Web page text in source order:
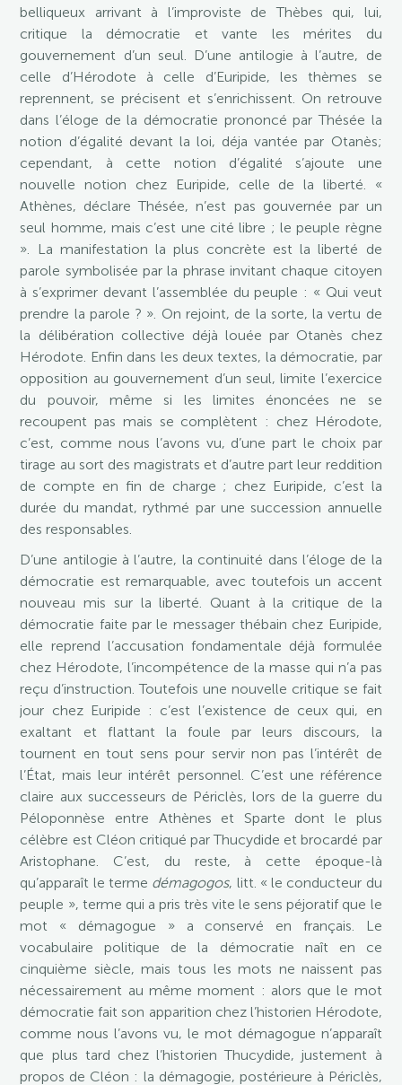
belliqueux arrivant à l’improviste de Thèbes qui, lui,
critique la démocratie et vante les mérites du
gouvernement d’un seul. D’une antilogie à l’autre, de
celle d’Hérodote à celle d’Euripide, les thèmes se
reprennent, se précisent et s’enrichissent. On retrouve
dans l’éloge de la démocratie prononcé par Thésée la
notion d’égalité devant la loi, déja vantée par Otanès;
cependant, à cette notion d’égalité s’ajoute une
nouvelle notion chez Euripide, celle de la liberté. «
Athènes, déclare Thésée, n’est pas gouvernée par un
seul homme, mais c’est une cité libre ; le peuple règne
». La manifestation la plus concrète est la liberté de
parole symbolisée par la phrase invitant chaque citoyen
à s’exprimer devant l’assemblée du peuple : « Qui veut
prendre la parole ? ». On rejoint, de la sorte, la vertu de
la délibération collective déjà louée par Otanès chez
Hérodote. Enfin dans les deux textes, la démocratie, par
opposition au gouvernement d’un seul, limite l’exercice
du pouvoir, même si les limites énoncées ne se
recoupent pas mais se complètent : chez Hérodote,
c’est, comme nous l’avons vu, d’une part le choix par
tirage au sort des magistrats et d’autre part leur reddition
de compte en fin de charge ; chez Euripide, c’est la
durée du mandat, rythmé par une succession annuelle
des responsables.
D’une antilogie à l’autre, la continuité dans l’éloge de la
démocratie est remarquable, avec toutefois un accent
nouveau mis sur la liberté. Quant à la critique de la
démocratie faite par le messager thébain chez Euripide,
elle reprend l’accusation fondamentale déjà formulée
chez Hérodote, l’incompétence de la masse qui n’a pas
reçu d’instruction. Toutefois une nouvelle critique se fait
jour chez Euripide : c’est l’existence de ceux qui, en
exaltant et flattant la foule par leurs discours, la
tournent en tout sens pour servir non pas l’intérêt de
l’État, mais leur intérêt personnel. C’est une référence
claire aux successeurs de Périclès, lors de la guerre du
Péloponnèse entre Athènes et Sparte dont le plus
célèbre est Cléon critiqué par Thucydide et brocardé par
Aristophane. C’est, du reste, à cette époque-là
qu’apparaît le terme démagogos, litt. « le conducteur du
peuple », terme qui a pris très vite le sens péjoratif que le
mot « démagogue » a conservé en français. Le
vocabulaire politique de la démocratie naît en ce
cinquième siècle, mais tous les mots ne naissent pas
nécessairement au même moment : alors que le mot
démocratie fait son apparition chez l’historien Hérodote,
comme nous l’avons vu, le mot démagogue n’apparaît
que plus tard chez l’historien Thucydide, justement à
propos de Cléon : la démagogie, postérieure à Périclès,